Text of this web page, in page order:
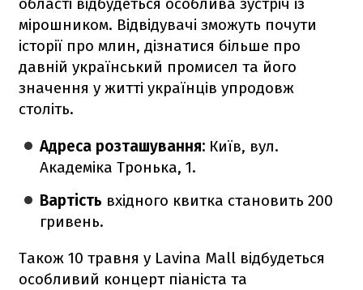
мірошником. Відвідувачі зможуть почути
історії про млин, дізнатися більше про
давній український промисел та його
значення у житті українців упродовж
століть.
Адреса розташування: Київ, вул.
Академіка Тронька, 1.
Вартість вхідного квитка становить 200
гривень.
Також 10 травня у Lavina Mall відбудеться
особливий концерт піаніста та